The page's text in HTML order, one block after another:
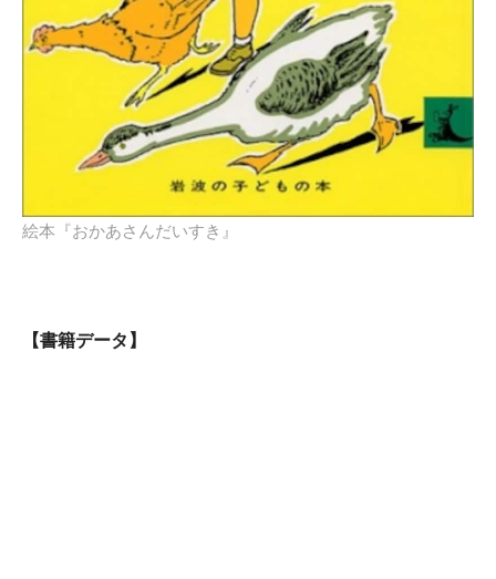
絵本『おかあさんだいすき』
【書籍データ】